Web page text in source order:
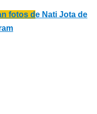
fotos de Nati Jota de